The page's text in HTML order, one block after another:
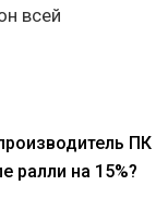
всей
ПК
ралли на 15%?